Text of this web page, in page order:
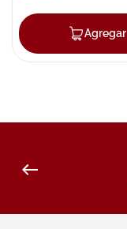
Agregar